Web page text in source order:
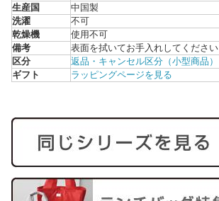
生産国
中国製
洗濯
不可
乾燥機
使用不可
備考
表面を拭いてお手入れしてください
区分
返品・キャンセル区分（小型商品）
ギフト
ラッピングページを見る